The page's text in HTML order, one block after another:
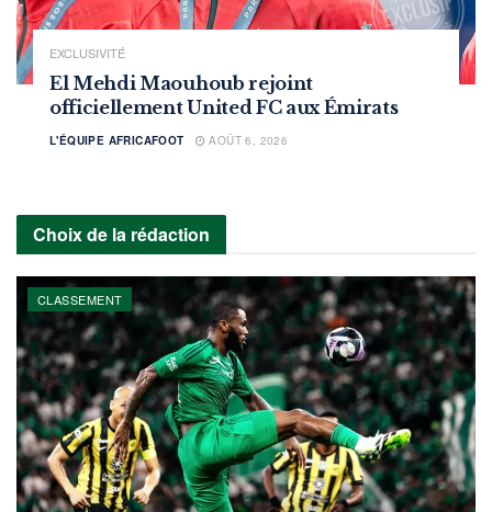
EXCLUSIVITÉ
El Mehdi Maouhoub rejoint
officiellement United FC aux Émirats
L'ÉQUIPE AFRICAFOOT AOÛT 6, 2026
Choix de la rédaction
CLASSEMENT